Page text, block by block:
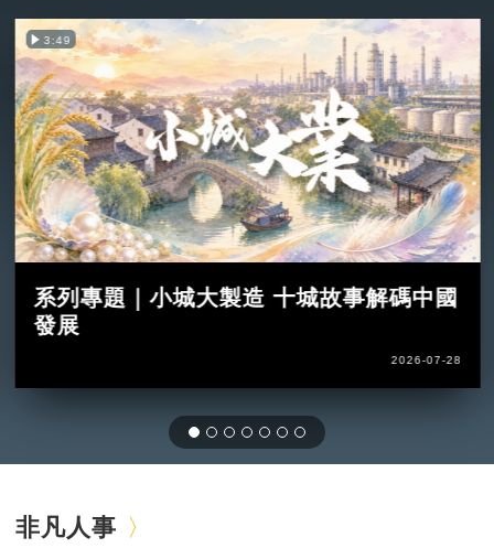
3:49
系列專題｜小城大製造 十城故事解碼中國
發展
2026-07-28
非凡人事